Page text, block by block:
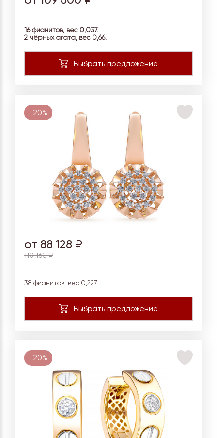
16 фианитов, вес 0,037.
2 чёрных агата, вес 0,66.
-20%
от 88 128 ₽
110 160 ₽
38 фианитов, вес 0,227.
-20%